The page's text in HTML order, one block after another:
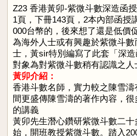
Z23 香港黃卯-紫微斗數深造函
1頁，下冊143頁，2本內部函授
000台幣的，後來想了還是低價
為海外人士或有興趣於紫微斗數
士，黃sir特別編寫了此套「深造
對象為對紫微斗數稍有認識之人
黃卯介紹：
香港斗數名師，實力較之陳雪
間更盛傳陳雪濤的著作內容，
的講義
黃卯先生潛心鑽研紫微斗數二十
始，開班教授紫微斗數。踏入